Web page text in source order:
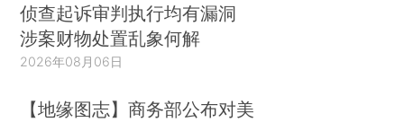
侦查起诉审判执行均有漏洞
涉案财物处置乱象何解
2026年08月06日
【地缘图志】商务部公布对美